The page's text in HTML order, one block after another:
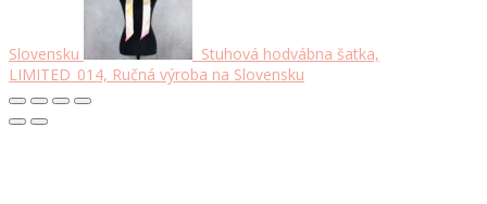
Slovensku
Stuhová hodvábna šatka,
LIMITED_014, Ručná výroba na Slovensku